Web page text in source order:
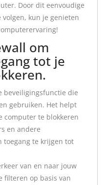
Door dit eenvoudige
kun je genieten
om
tot je
beveiligingsfunctie die
gebruiken. Het helpt
computer te blokkeren
en andere
toegang te krijgen tot
van en naar jouw
filteren op basis van